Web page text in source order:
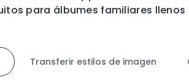
para álbumes familiares llenos
Transferir estilos de imagen